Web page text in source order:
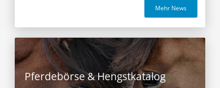
Mehr News
Pferdebörse & Hengstkatalog